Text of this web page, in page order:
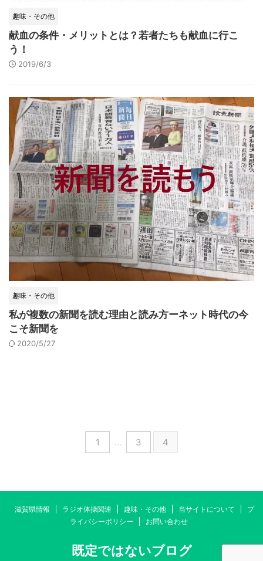
趣味・その他
献血の条件・メリットとは？若者たちも献血に行こ
う！
2019/6/3
趣味・その他
私が複数の新聞を読む理由と読み方ーネット時代の今
こそ新聞を
2020/5/27
1 … 3 4
滋賀県情報 ラジオ体操関連 趣味・その他 当サイトについて
プ
ライバシーポリシー
お問い合わせ
既定ではないブログ